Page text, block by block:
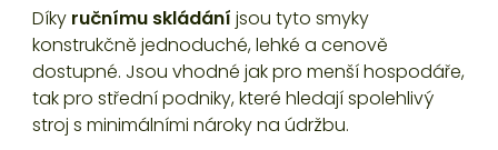
Díky ručnímu skládání jsou tyto smyky
konstrukčně jednoduché, lehké a cenově
dostupné. Jsou vhodné jak pro menší hospodáře,
tak pro střední podniky, které hledají spolehlivý
stroj s minimálními nároky na údržbu.